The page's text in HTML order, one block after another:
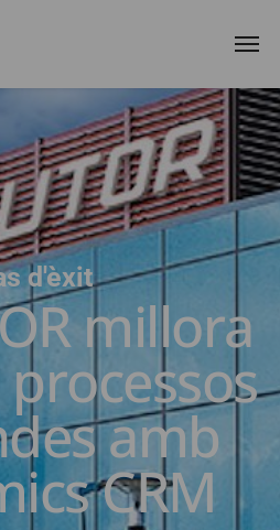
d'èxit
millora
amb
CRM